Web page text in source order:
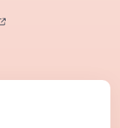
(ouverture dans un